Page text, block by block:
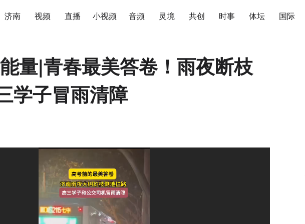
济南 视频 直播 小视频 音频 灵境 共创 时事 体坛 国际
量|青春最美答卷！雨夜断枝
学子冒雨清障